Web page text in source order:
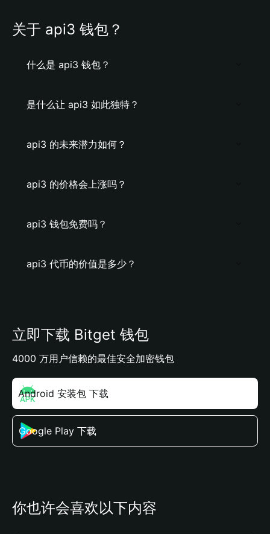
关于 api3 钱包？
什么是 api3 钱包？
是什么让 api3 如此独特？
api3 的未来潜力如何？
api3 的价格会上涨吗？
api3 钱包免费吗？
api3 代币的价值是多少？
立即下载 Bitget 钱包
4000 万用户信赖的最佳安全加密钱包
Android 安装包 下载
Google Play 下载
你也许会喜欢以下内容